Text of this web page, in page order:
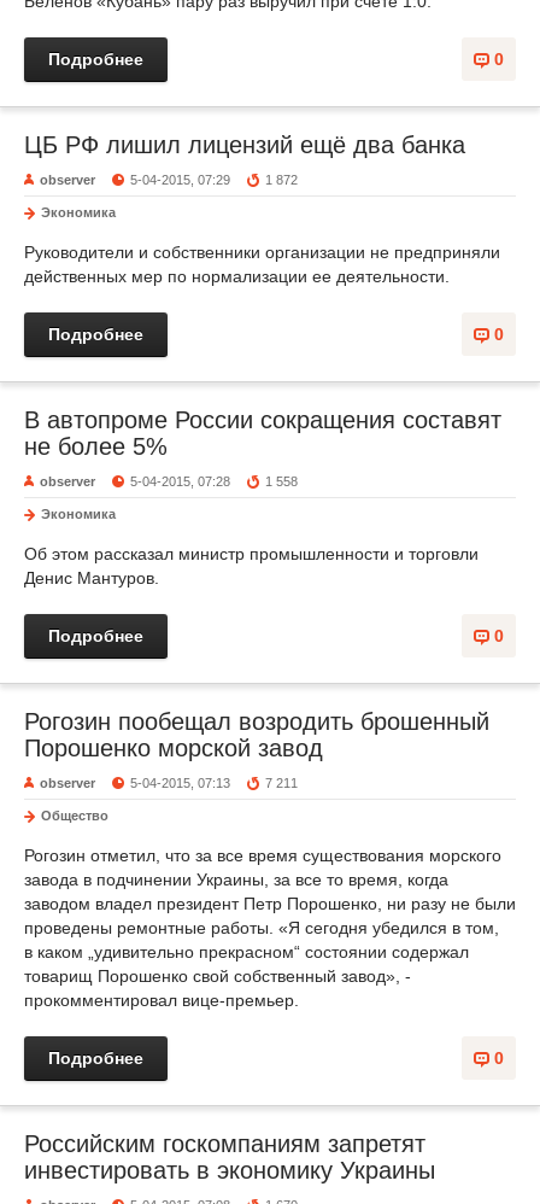
0
Подробнее
ЦБ РФ лишил лицензий ещё два банка
observer 5-04-2015, 07:29 1 872
Экономика
Руководители и собственники организации не предприняли
действенных мер по нормализации ее деятельности.
0
Подробнее
В автопроме России сокращения составят
не более 5%
observer 5-04-2015, 07:28 1 558
Экономика
Об этом рассказал министр промышленности и торговли
Денис Мантуров.
0
Подробнее
Рогозин пообещал возродить брошенный
Порошенко морской завод
observer 5-04-2015, 07:13 7 211
Общество
Рогозин отметил, что за все время существования морского
завода в подчинении Украины, за все то время, когда
заводом владел президент Петр Порошенко, ни разу не были
проведены ремонтные работы. «Я сегодня убедился в том,
в каком „удивительно прекрасном“ состоянии содержал
товарищ Порошенко свой собственный завод», -
прокомментировал вице-премьер.
0
Подробнее
Российским госкомпаниям запретят
инвестировать в экономику Украины